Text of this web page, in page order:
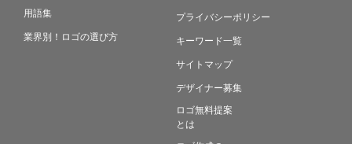
用語集
業界別！ロゴの選び方
プライバシーポリシー
キーワード一覧
サイトマップ
デザイナー募集
ロゴ無料提案
とは